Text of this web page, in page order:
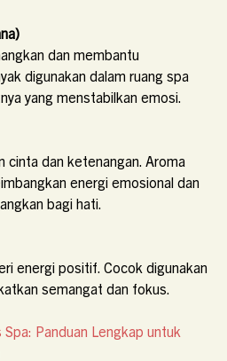
dan membantu
digunakan dalam ruang spa
yang menstabilkan emosi.
cinta dan ketenangan. Aroma
energi emosional dan
bagi hati.
energi positif. Cocok digunakan
semangat dan fokus.
Panduan Lengkap untuk